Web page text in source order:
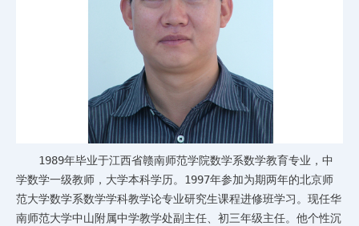
1989年毕业于江西省赣南师范学院数学系数学教育专业，中
学数学一级教师，大学本科学历。1997年参加为期两年的北京师
范大学数学系数学学科教学论专业研究生课程进修班学习。现任华
南师范大学中山附属中学教学处副主任、初三年级主任。他个性沉